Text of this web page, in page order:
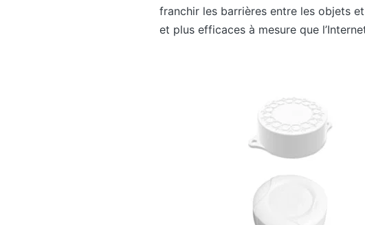
franchir les barrières entre les objets
et plus efficaces à mesure que